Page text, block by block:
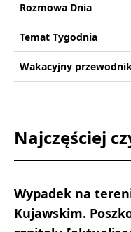
Rozmowa Dnia
Temat Tygodnia
Wakacyjny
Najczęściej
Wypadek na
Kujawskim.